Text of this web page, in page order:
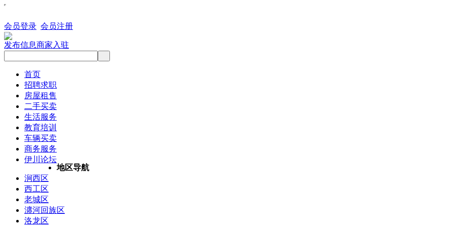
会员登录 会员注册
发布信息商家入驻
首页
招聘求职
房屋租售
二手买卖
生活服务
教育培训
车辆买卖
商务服务
伊川论坛
地区导航
涧西区
西工区
老城区
瀍河回族区
洛龙区